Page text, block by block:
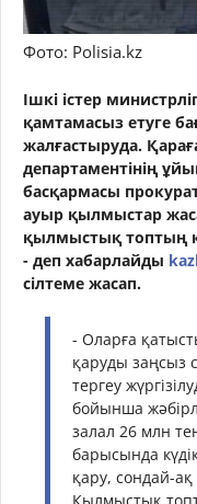
Фото: Polisia.kz
Ішкі істер
қамтамасыз етуге
жалғастыруда.
департаментінің
басқармасы
ауыр қылмыстар
қылмыстық топтың
- деп хабарлайды
сілтеме жасап.
- Оларға
қаруды заңсыз
тергеу
бойынша
залал 26 млн
барысында
қару, сондай-ақ